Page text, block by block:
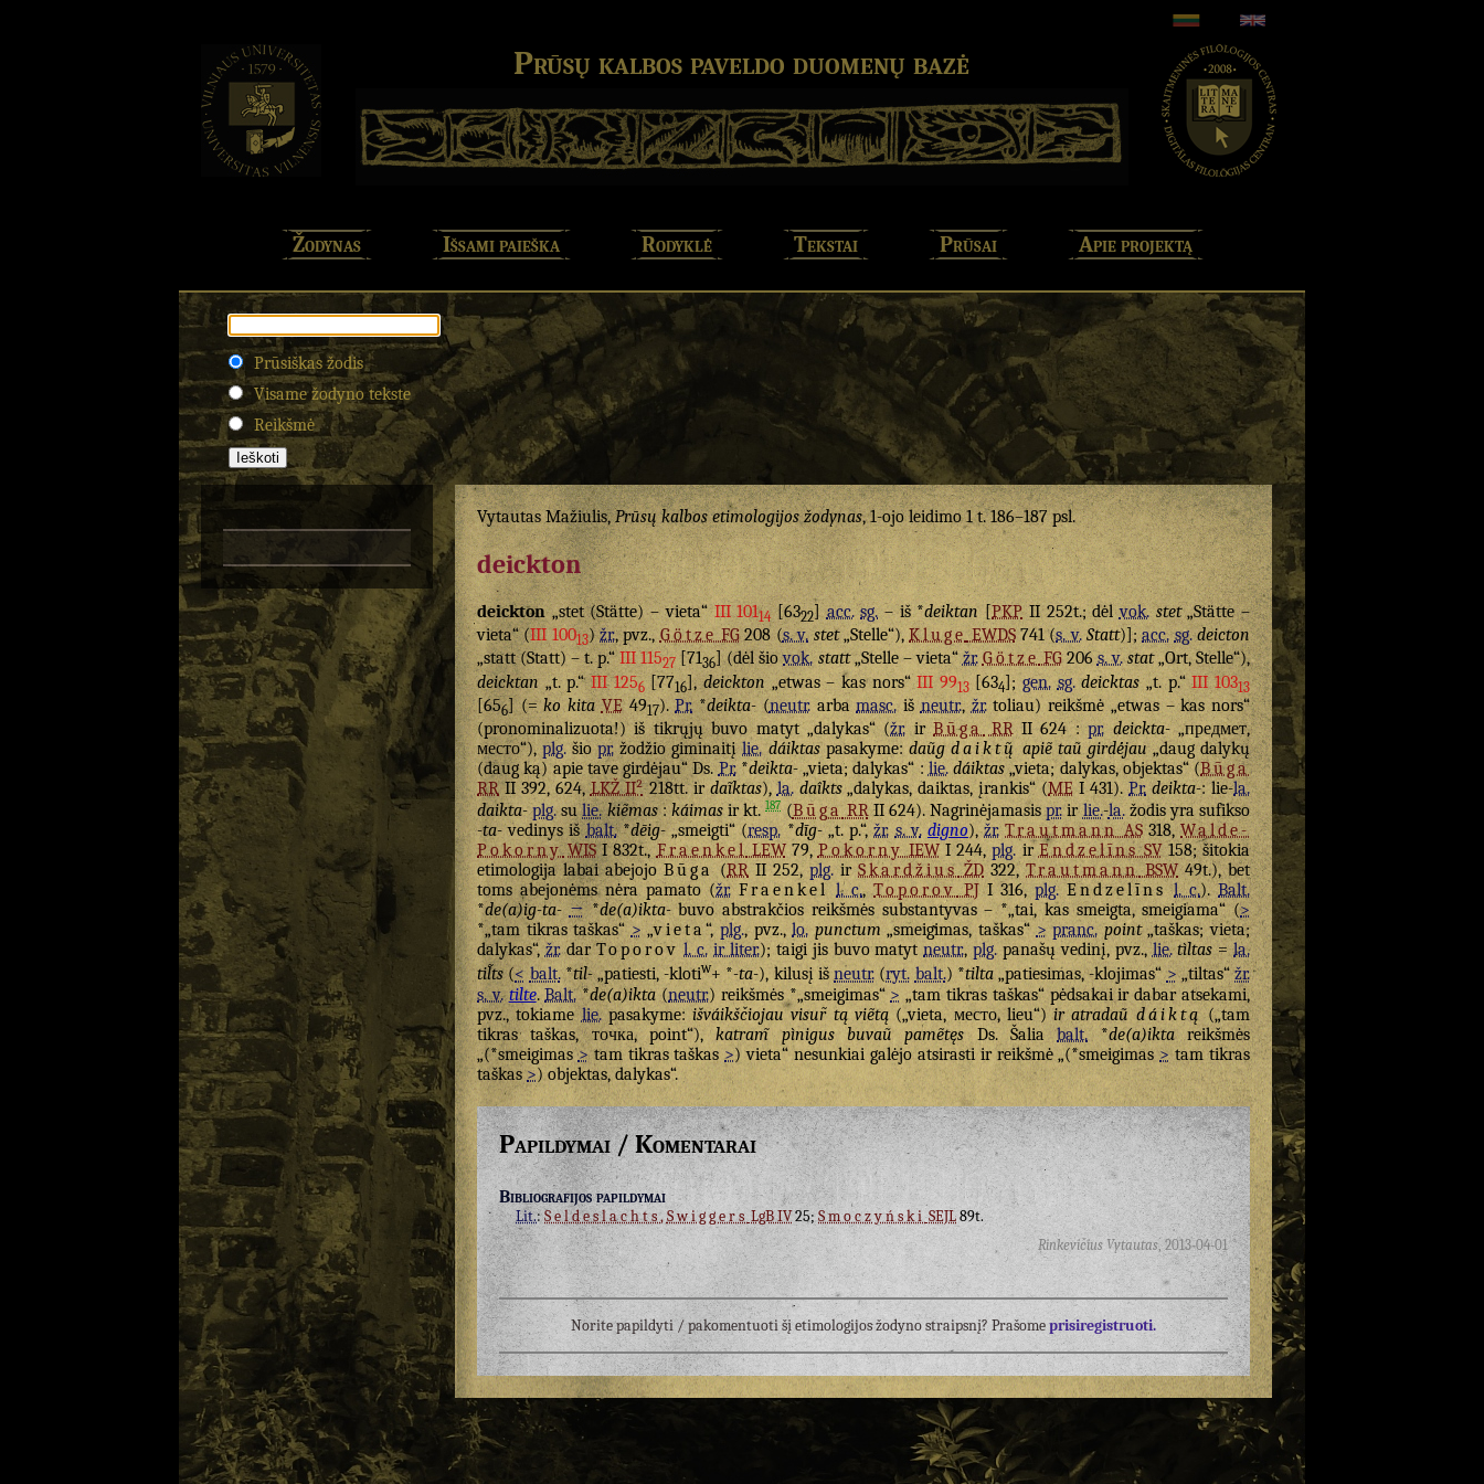
Prūsų kalbos paveldo duomenų bazė
Žodynas Išsami paieška Rodyklė Tekstai Prūsai Apie projektą
Prūsiškas žodis
Visame žodyno tekste
Reikšmė
Vytautas Mažiulis,Prūsų kalbos etimologijos žodynas, 1-ojo leidimo 1 t. 186–187 psl.
deickton
deickton„stet (Stätte) – vieta“III 10114[6322]acc. sg.– iš *deiktan[PKPII 252t.; dėlvok. stet„Stätte –
vieta“ (III 10013)žr., pvz.,Götze FG208 (s. v. stet„Stelle“),KlugeEWDS741 (s. v. Statt)];acc. sg. deicton
„statt (Statt) – t. p.“III 11527 [7136 ] (dėl šiovok. statt„Stelle – vieta“žr. Götze FG206 s. v. stat„Ort, Stelle“),
deicktan „t. p.“III 1256[7716],deickton„etwas – kas nors“III 9913[634];gen. sg. deicktas„t. p.“III 10313
[656] (=ko kita VE4917).Pr.*deikta- (neutr.arbamasc.išneutr.,žr.toliau) reikšmė „etwas – kas nors“
(pronominalizuota!) iš tikrųjų buvo matyt „dalykas“ (žr.irBūgaRRII 624 :pr. deickta-„предмет,
место“),plg.šiopr. žodžio giminaitįlie. dáiktaspasakyme: daũg daiktų̃ apiẽ taũ girdė́jau„daug dalykų
(daug ką) apie tave girdėjau“ Ds. Pr.*deikta-„vieta; dalykas“ : lie. dáiktas„vieta; dalykas, objektas“ (Būga
RRII 392, 624,LKŽ II²218tt. irdaĩktas),la. daîkts„dalykas, daiktas, įrankis“ (MEI 431).Pr. deikta-: lie-la.
daikta- plg.sulie. kiẽmas:káimasir kt.187 (BūgaRRII 624). Nagrinėjamasispr.irlie.-la.žodis yra sufikso
-ta-vedinys išbalt.*dēig-„smeigti“ (resp.*dīg-„t. p.“,žr. s. v. digno),žr. Trautmann AS318,Walde-
PokornyWISI 832t.,FraenkelLEW79,Pokorny IEW I 244,plg. irEndzelīnsSV158; šitokia
etimologija labai abejojoBūga (RR II 252,plg.irSkardžius ŽD322,TrautmannBSW49t.), bet
toms abejonėms nėra pamato (žr. Fraenkel l. c.,Toporov PJI 316, plg. Endzelīns l. c.).Balt.
*de(a)ig-ta- →*de(a)ikta-buvo abstrakčios reikšmės substantyvas – *„tai, kas smeigta, smeigiama“ (>
*„tam tikras taškas“ >„vieta“,plg., pvz.,lo. punctum „smeigimas, taškas“ > pranc. point„taškas; vieta;
dalykas“,žr.darToporov l. c. ir liter.); taigi jis buvo matytneutr.,plg.panašų vedinį, pvz.,lie. tìltas=la.
til̃ts(< balt.*til-„patiesti, -klotiw+ *-ta-), kilusį išneutr. (ryt. balt.) *tilta„patiesimas, -klojimas“>„tiltas“žr.
s. v. tilte.Balt.*de(a)ikta(neutr.) reikšmės *„smeigimas“ > „tam tikras taškas“ pėdsakai ir dabar atsekami,
pvz., tokiamelie.pasakyme:išváikščiojau visur̃ tą viẽtą („vieta, место, lieu“)ir atradaũ dáiktą(„tam
tikras taškas, точка, point“),katram̃ pìnigus buvaũ pamẽtęs Ds. Šaliabalt.*de(a)iktareikšmės
„(*smeigimas>tam tikras taškas>) vieta“ nesunkiai galėjo atsirasti ir reikšmė „(*smeigimas > tam tikras
taškas>) objektas, dalykas“.
Papildymai / Komentarai
Bibliografijos papildymai
Lit.:Seldeslachts,Swiggers LgB IV25;SmoczyńskiSEJL89t.
Rinkevičius Vytautas,2013-04-01
Norite papildyti / pakomentuoti šį etimologijos žodyno straipsnį? Prašomeprisiregistruoti.